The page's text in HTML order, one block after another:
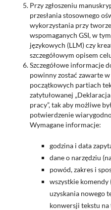
Przy zgłoszeniu
przesłania stosownego
wykorzystania przy
wspomaganych GSI, w
językowych (LLM) czy
szczegółowym opisem
Szczegółowe informacje
powinny zostać zawarte
początkowych partiach
zatytułowanej
pracy”, tak aby możliwe
potwierdzenie
Wymagane informacje:
godzina i data
dane o narzędziu
powód, zakres i
wszystkie
uzyskania nowego
konwersji tekstu